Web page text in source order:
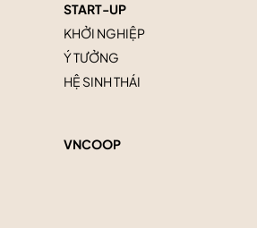
START-UP
KHỞI NGHIỆP
Ý TƯỞNG
HỆ SINH THÁI
VNCOOP